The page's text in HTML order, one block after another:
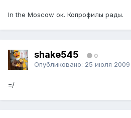
In the Moscow ок. Копрофилы рады.
shake545 0
Опубликовано: 25 июля 2009
=/